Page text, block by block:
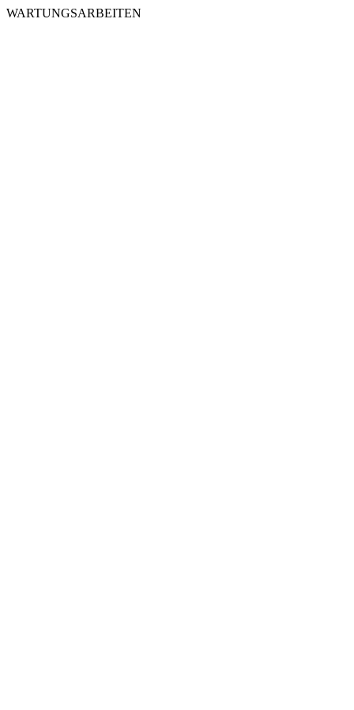
WARTUNGSARBEITEN